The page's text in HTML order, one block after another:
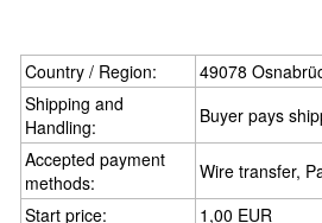
Country / Region:
49078
Shipping and
Handling:
Buyer pays
Accepted payment
methods:
Wire transfer,
Start price:
1,00 EUR